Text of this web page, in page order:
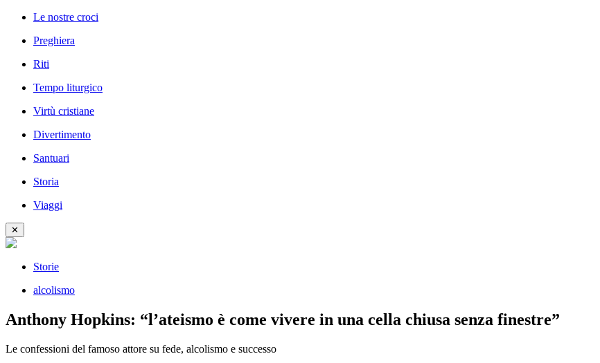
Le nostre croci
Preghiera
Riti
Tempo liturgico
Virtù cristiane
Divertimento
Santuari
Storia
Viaggi
✕
Storie
alcolismo
Anthony Hopkins: “l’ateismo è come vivere in una cella chiusa senza finestre”
Le confessioni del famoso attore su fede, alcolismo e successo